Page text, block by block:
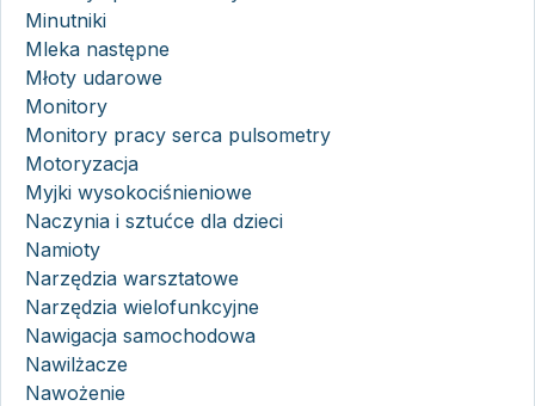
Minutniki
Mleka następne
Młoty udarowe
Monitory
Monitory pracy serca pulsometry
Motoryzacja
Myjki wysokociśnieniowe
Naczynia i sztućce dla dzieci
Namioty
Narzędzia warsztatowe
Narzędzia wielofunkcyjne
Nawigacja samochodowa
Nawilżacze
Nawożenie